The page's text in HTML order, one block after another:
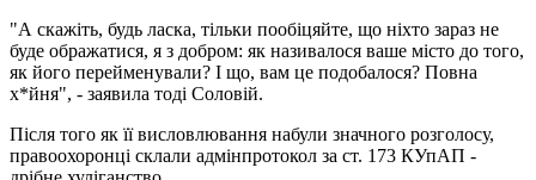
"А скажіть, будь ласка, тільки пообіцяйте, що ніхто зараз не
буде ображатися, я з добром: як називалося ваше місто до того,
як його перейменували? І що, вам це подобалося? Повна
х*йня", - заявила тоді Соловій.
Після того як її висловлювання набули значного розголосу,
правоохоронці склали адмінпротокол за ст. 173 КУпАП -